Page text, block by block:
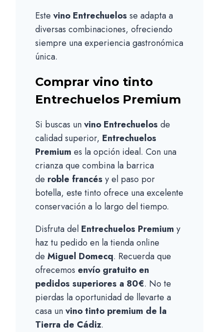
Este vino Entrechuelos se adapta a
diversas combinaciones, ofreciendo
siempre una experiencia gastronómica
única.
Comprar vino tinto
Entrechuelos Premium
Si buscas unvino Entrechuelos de
calidad superior, Entrechuelos
Premium es la opción ideal. Con una
crianza que combina la barrica
de roble francés y el paso por
botella, este tinto ofrece una excelente
conservación a lo largo del tiempo.
Disfruta del Entrechuelos Premium y
haz tu pedido en la tienda online
de Miguel Domecq. Recuerda que
ofrecemos envío gratuito en
pedidos superiores a 80€. No te
pierdas la oportunidad de llevarte a
casa unvino tinto premium de la
Tierra de Cádiz.